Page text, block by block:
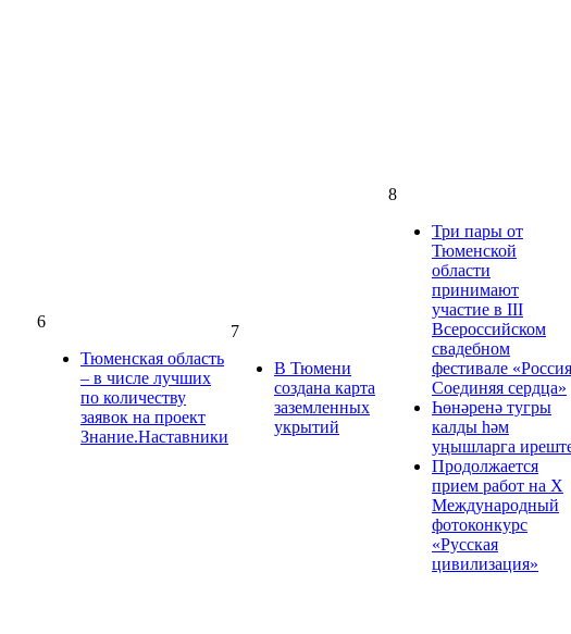
6
Тюменская область
– в числе лучших
по количеству
заявок на проект
Знание.Наставники
7
В Тюмени
создана карта
заземленных
укрытий
8
Три пары от
Тюменской
области
принимают
участие в III
Всероссийском
свадебном
фестивале
Соединяя сердца»
Һөнәренә тугры
калды һәм
уңышларга
Продолжается
прием работ на Х
Международный
фотоконкурс
«Русская
цивилизация»